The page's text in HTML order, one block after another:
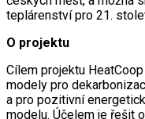
teplárenství pro 21.
O projektu
Cílem projektu
modely pro
a pro pozitivní
modelu. Účelem je řešit